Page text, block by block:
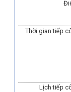
Thời gian tiếp
Lịch tiếp